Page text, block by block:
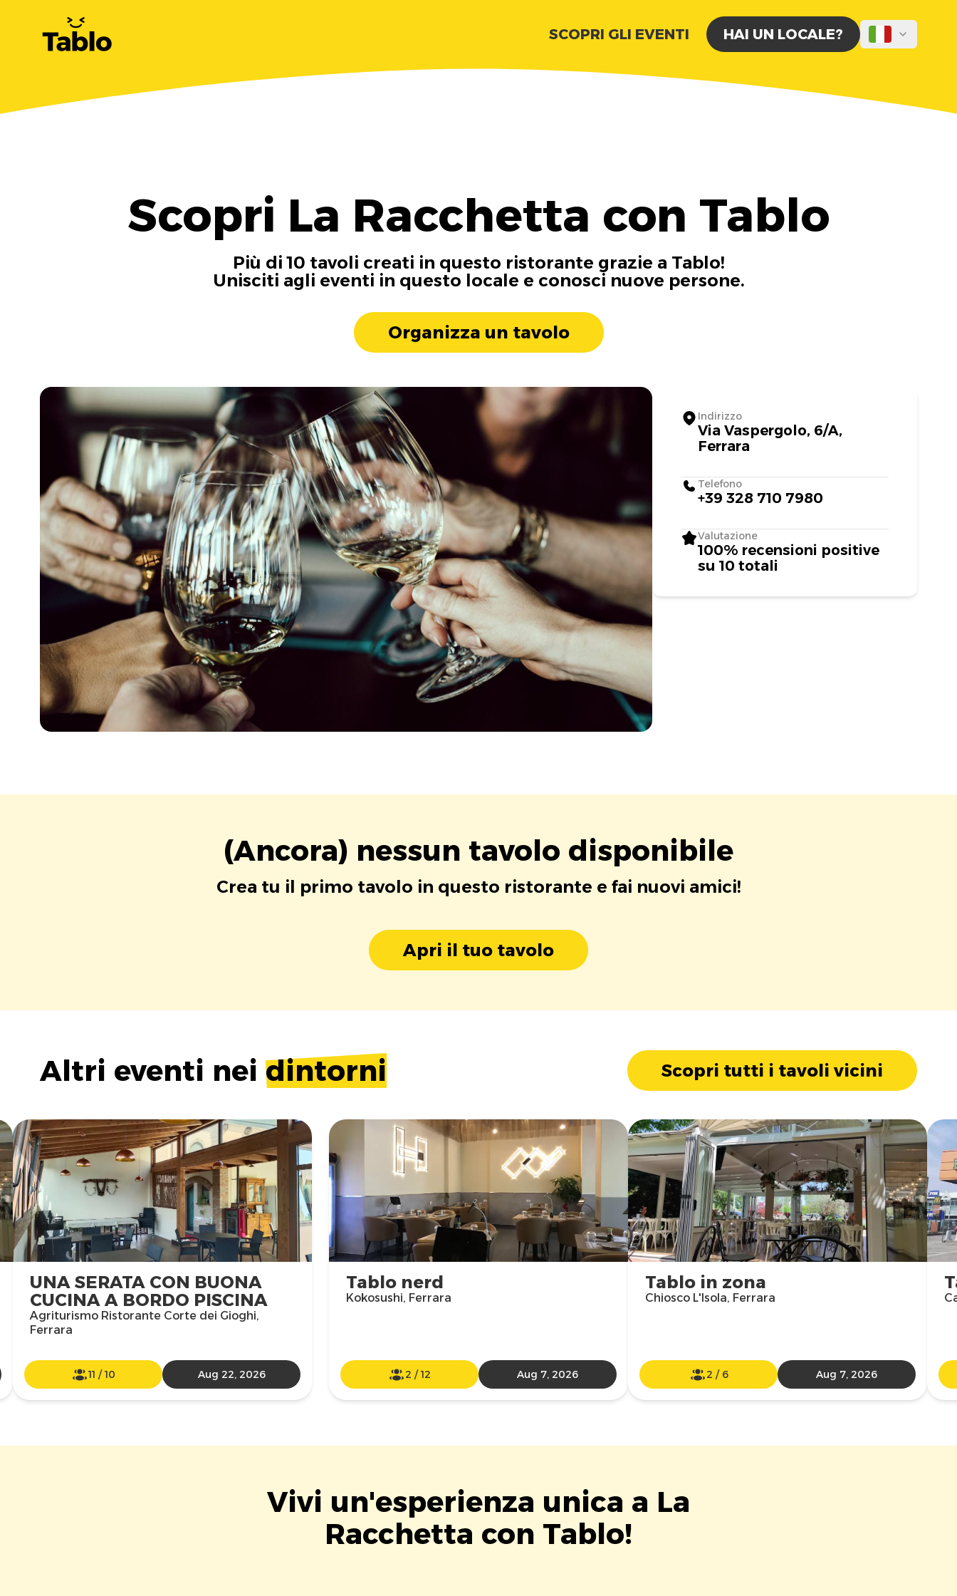
SCOPRI GLI EVENTI HAI UN LOCALE?
Scopri La Racchetta con Tablo
Più di 10 tavoli creati in questo ristorante grazie a Tablo!
Unisciti agli eventi in questo locale e conosci nuove persone.
Organizza un tavolo
Indirizzo
Via Vaspergolo, 6/A,
Ferrara
Telefono
+39 328 710 7980
Valutazione
100% recensioni positive
su 10 totali
(Ancora) nessun tavolo disponibile
Crea tu il primo tavolo in questo ristorante e fai nuovi amici!
Apri il tuo tavolo
Altri eventi nei dintorni Scopri tutti i tavoli vicini
Tablo nerd
Kokosushi, Ferrara
2 /12 Aug 7, 2026
Tablo in zona
Chiosco L'Isola, Ferrara
2 / 6 Aug 7, 2026
UNA SERATA CON BUONA
CUCINA A BORDO PISCINA
Agriturismo Ristorante Corte dei Gioghi,
Ferrara
11 /10 Aug 22, 2026
Vivi un'esperienza unica a La
Racchetta con Tablo!